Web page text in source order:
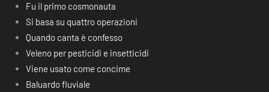
Fu il primo cosmonauta
Si basa su quattro operazioni
Quando canta è confesso
Veleno per pesticidi e insetticidi
Viene usato come concime
Baluardo fluviale